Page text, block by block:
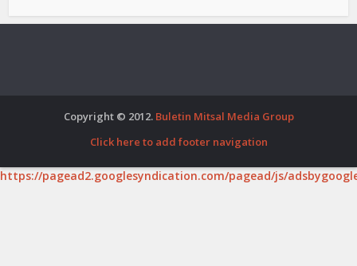
Copyright © 2012. Buletin Mitsal Media Group
Click here to add footer navigation
https://pagead2.googlesyndication.com/pagead/js/